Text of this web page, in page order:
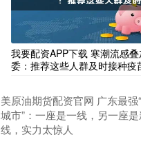
我要配资APP下载 寒潮流感
委：推荐这些人群及时接种疫
美原油期货配资官网 广东最强
城市”：一座是一线，另一座
线，实力太惊人